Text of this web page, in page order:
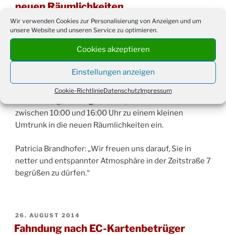
Wir verwenden Cookies zur Personalisierung von Anzeigen und um
unsere Website und unseren Service zu optimieren.
Cookies akzeptieren
Einstellungen anzeigen
Cookie-RichtlinieDatenschutzImpressum
neuen Räumlichkeiten
Die Osteopathische Gemeinschaftspraxis Brandhofer
der Höherdahlstraße 2 in die Zeitstraße 7 um.
zwischen 10:00 und 16:00 Uhr zu einem kleinen
Umtrunk in die neuen Räumlichkeiten ein.
Patricia Brandhofer: „Wir freuen uns darauf, Sie in
netter und entspannter Atmosphäre in der Zeitstraße 7
begrüßen zu dürfen.“
VERÖFFENTLICHT
AM
26. AUGUST 2014
Fahndung nach EC-Kartenbetrüger